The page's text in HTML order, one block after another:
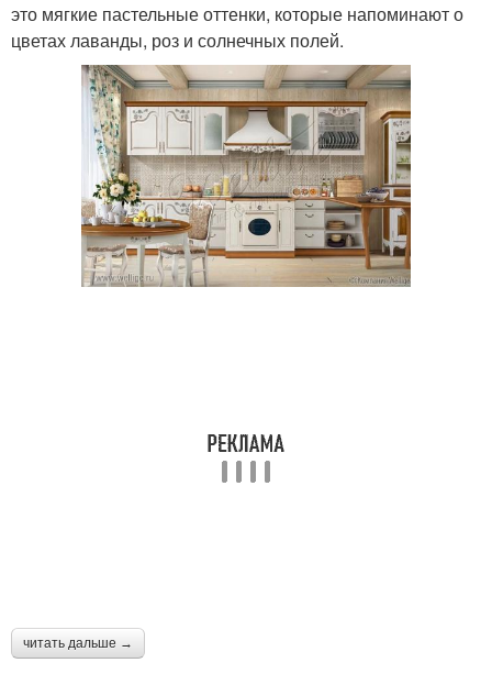
Интересные решения Функциональная кухня
Удобная кухня Элементы на кухне
Полки на небольших
Удобства для кухни
это мягкие пастельные оттенки, которые напоминают о
цветах лаванды, роз и солнечных полей.
читать дальше →